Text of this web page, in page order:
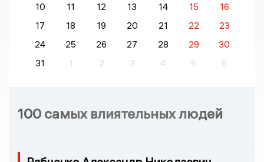
10
11 12 13 14 15
16
17
18 19 20 21 22
23
24
25 26 27 28 29
30
31
1 2 3 4 5 6
100 самых влиятельных людей